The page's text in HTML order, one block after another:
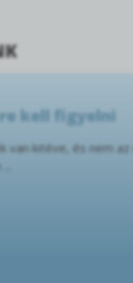
kell figyelni
van kitéve, és nem